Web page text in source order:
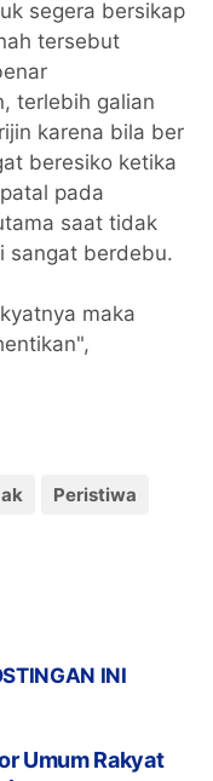
segera bersikap
tersebut
terlebih galian
karena bila ber
beresiko ketika
pada
saat tidak
sangat berdebu.
maka
Peristiwa
INI
Umum Rakyat